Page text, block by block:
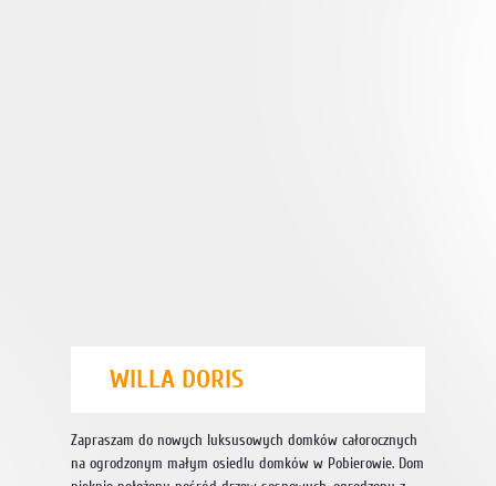
WILLA DORIS
Zapraszam do nowych luksusowych domków całorocznych
na ogrodzonym małym osiedlu domków w Pobierowie. Dom